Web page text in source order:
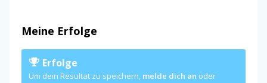
Meine Erfolge
Erfolge
Um dein Resultat zu speichern, melde dich an oder